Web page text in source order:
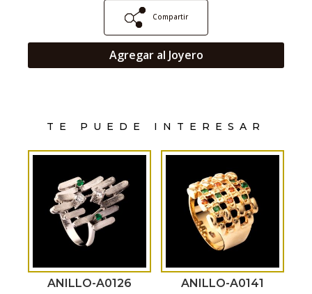
Compartir
Agregar al Joyero
TE PUEDE INTERESAR
ANILLO-A0126 ANILLO-A0141